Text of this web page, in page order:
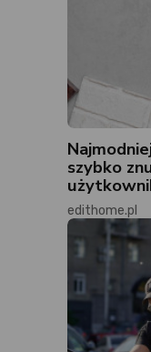
szybko
edithome.pl